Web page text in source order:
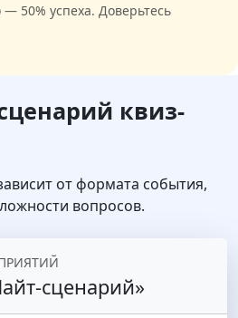
50% успеха. Доверьтесь
квиз-
от формата события,
вопросов.